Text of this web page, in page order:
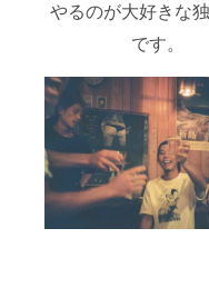
やるのが大好きな
です。